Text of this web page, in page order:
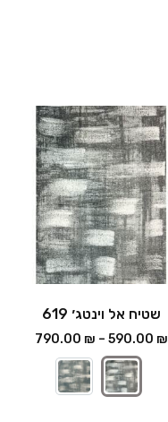
שטיח אל וינטג׳ 619
590.00 ₪
–
790.00 ₪